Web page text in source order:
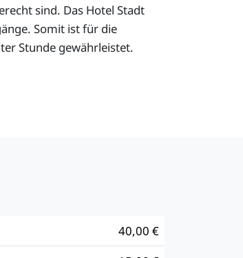
sind. Das Hotel Stadt
Somit ist für die
Stunde gewährleistet.
40,00 €